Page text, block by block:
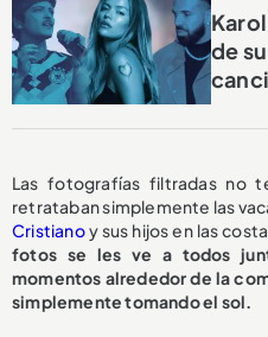
de
Las fotografías filtradas no
retrataban simplemente las
Cristianoy sus hijos en las
fotos se les ve a todos
momentos alrededor de la
simplemente tomando el sol.